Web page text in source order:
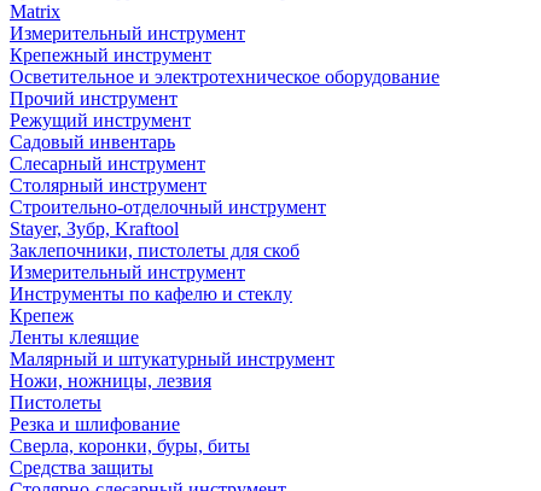
Matrix
Измерительный инструмент
Крепежный инструмент
Осветительное и электротехническое оборудование
Прочий инструмент
Режущий инструмент
Садовый инвентарь
Слесарный инструмент
Столярный инструмент
Строительно-отделочный инструмент
Stayer, Зубр, Kraftool
Заклепочники, пистолеты для скоб
Измерительный инструмент
Инструменты по кафелю и стеклу
Крепеж
Ленты клеящие
Малярный и штукатурный инструмент
Ножи, ножницы, лезвия
Пистолеты
Резка и шлифование
Сверла, коронки, буры, биты
Средства защиты